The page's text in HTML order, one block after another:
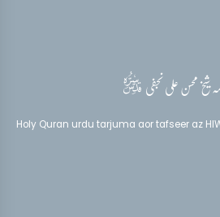
شیخ محسن علی نجفیقدس‌سره
Holy Quran urdu tarjuma aor tafseer az